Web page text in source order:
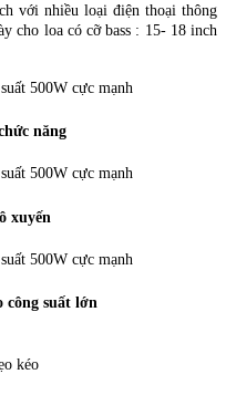
với nhiều loại điện thoại thông
cho loa có cỡ bass : 15- 18 inch
năng
xuyến
công suất lớn
kéo